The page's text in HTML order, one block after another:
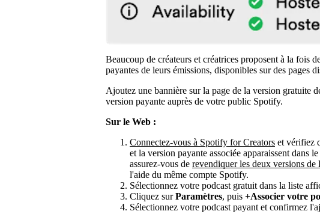
Beaucoup de créateurs et créatrices proposent à la fois
payantes de leurs émissions, disponibles sur des pages
Ajoutez une bannière sur la page de la version gratuite
version payante auprès de votre public Spotify.
Sur le Web :
Connectez-vous à Spotify for Creators et vérifiez
et la version payante associée apparaissent dans
assurez-vous de revendiquer les deux versions
l'aide du même compte Spotify.
Sélectionnez votre podcast gratuit dans la liste
Cliquez surParamètres, puis +Associer votre
Sélectionnez votre podcast payant et confirmez